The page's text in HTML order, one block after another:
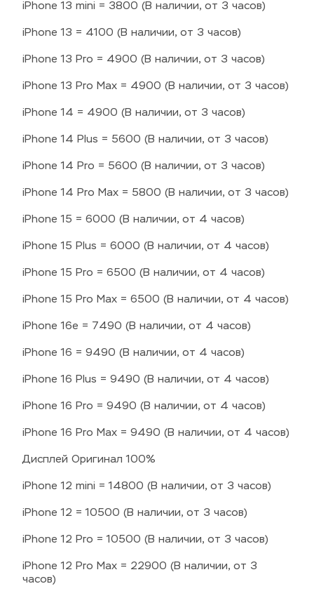
iPhone 13 mini = 3800 (В наличии, от 3 часов)
iPhone 13 = 4100 (В наличии, от 3 часов)
iPhone 13 Pro = 4900 (В наличии, от 3 часов)
iPhone 13 Pro Max = 4900 (В наличии, от 3 часов)
iPhone 14 = 4900 (В наличии, от 3 часов)
iPhone 14 Plus = 5600 (В наличии, от 3 часов)
iPhone 14 Pro = 5600 (В наличии, от 3 часов)
iPhone 14 Pro Max = 5800 (В наличии, от 3 часов)
iPhone 15 = 6000 (В наличии, от 4 часов)
iPhone 15 Plus = 6000 (В наличии, от 4 часов)
iPhone 15 Pro = 6500 (В наличии, от 4 часов)
iPhone 15 Pro Max = 6500 (В наличии, от 4 часов)
iPhone 16e = 7490 (В наличии, от 4 часов)
iPhone 16 = 9490 (В наличии, от 4 часов)
iPhone 16 Plus = 9490 (В наличии, от 4 часов)
iPhone 16 Pro = 9490 (В наличии, от 4 часов)
iPhone 16 Pro Max = 9490 (В наличии, от 4 часов)
Дисплей Оригинал 100%
iPhone 12 mini = 14800 (В наличии, от 3 часов)
iPhone 12 = 10500 (В наличии, от 3 часов)
iPhone 12 Pro = 10500 (В наличии, от 3 часов)
iPhone 12 Pro Max = 22900 (В наличии, от 3
часов)